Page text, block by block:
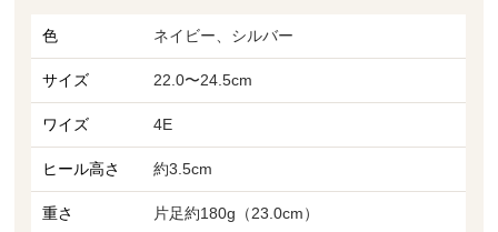
色 ネイビー、シルバー
サイズ 22.0〜24.5cm
ワイズ 4E
ヒール高さ 約3.5cm
重さ 片足約180g（23.0cm）